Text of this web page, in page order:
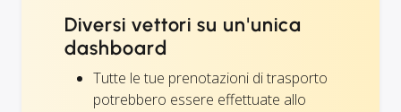
Diversi vettori su un'unica
dashboard
Tutte le tue prenotazioni di trasporto
potrebbero essere effettuate allo